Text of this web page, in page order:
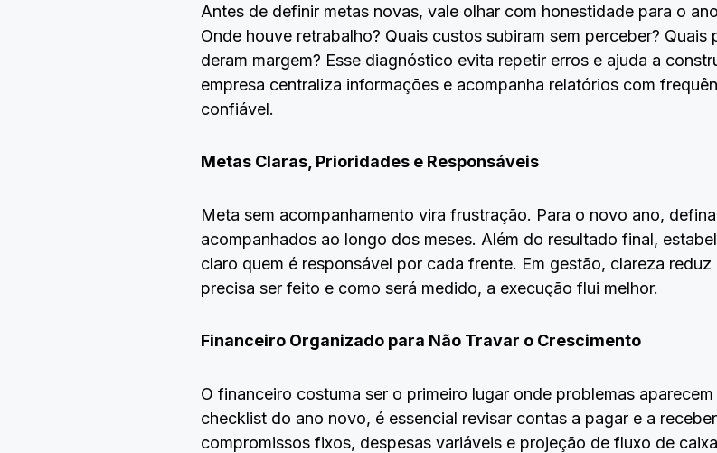
Antes de definir metas novas, vale olhar com honestidade para o
Onde houve retrabalho? Quais custos subiram sem perceber?
deram margem? Esse diagnóstico evita repetir erros e ajuda a
empresa centraliza informações e acompanha relatórios com
confiável.
Metas Claras, Prioridades e Responsáveis
Meta sem acompanhamento vira frustração. Para o novo ano,
acompanhados ao longo dos meses. Além do resultado final,
claro quem é responsável por cada frente. Em gestão, clareza
precisa ser feito e como será medido, a execução flui melhor.
Financeiro Organizado para Não Travar o Crescimento
O financeiro costuma ser o primeiro lugar onde problemas
checklist do ano novo, é essencial revisar contas a pagar e a
compromissos fixos, despesas variáveis e projeção de fluxo de